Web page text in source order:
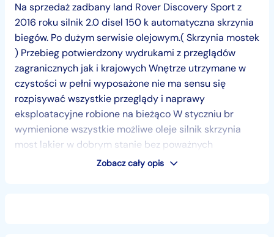
Na sprzedaż zadbany land Rover Discovery Sport z
2016 roku silnik 2.0 disel 150 k automatyczna skrzynia
biegów. Po dużym serwisie olejowym.( Skrzynia mostek
) Przebieg potwierdzony wydrukami z przeglądów
zagranicznych jak i krajowych Wnętrze utrzymane w
czystości w pełni wyposażone nie ma sensu się
rozpisywać wszystkie przeglądy i naprawy
eksploatacyjne robione na bieżąco W styczniu br
wymienione wszystkie możliwe oleje silnik skrzynia
most lakier w dobrym stanie bez poważnych
uszkodzeń Techniczne i wizualnie pojazd jest bardzo
Zobacz cały opis